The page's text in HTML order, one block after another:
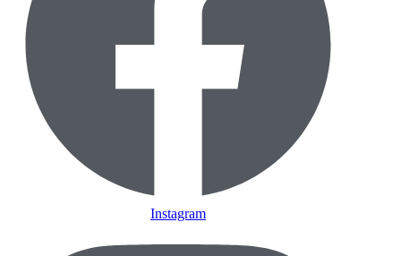
Instagram